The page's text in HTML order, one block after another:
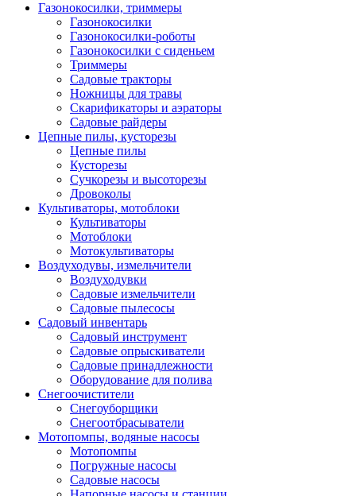
Газонокосилки, триммеры
Газонокосилки
Газонокосилки-роботы
Газонокосилки с сиденьем
Триммеры
Садовые тракторы
Ножницы для травы
Скарификаторы и аэраторы
Садовые райдеры
Цепные пилы, кусторезы
Цепные пилы
Кусторезы
Сучкорезы и высоторезы
Дровоколы
Культиваторы, мотоблоки
Культиваторы
Мотоблоки
Мотокультиваторы
Воздуходувы, измельчители
Воздуходувки
Садовые измельчители
Садовые пылесосы
Садовый инвентарь
Садовый инструмент
Садовые опрыскиватели
Садовые принадлежности
Оборудование для полива
Снегоочистители
Снегоуборщики
Снегоотбрасыватели
Мотопомпы, водяные насосы
Мотопомпы
Погружные насосы
Садовые насосы